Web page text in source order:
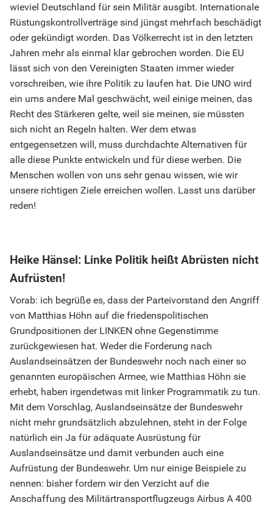
wieviel Deutschland für sein Militär ausgibt. Internationale
Rüstungskontrollverträge sind jüngst mehrfach beschädigt
oder gekündigt worden. Das Völkerrecht ist in den letzten
Jahren mehr als einmal klar gebrochen worden. Die EU
lässt sich von den Vereinigten Staaten immer wieder
vorschreiben, wie ihre Politik zu laufen hat. Die UNO wird
ein ums andere Mal geschwächt, weil einige meinen, das
Recht des Stärkeren gelte, weil sie meinen, sie müssten
sich nicht an Regeln halten. Wer dem etwas
entgegensetzen will, muss durchdachte Alternativen für
alle diese Punkte entwickeln und für diese werben. Die
Menschen wollen von uns sehr genau wissen, wie wir
unsere richtigen Ziele erreichen wollen. Lasst uns darüber
reden!
Heike Hänsel: Linke Politik heißt Abrüsten nicht
Aufrüsten!
Vorab: ich begrüße es, dass der Parteivorstand den Angriff
von Matthias Höhn auf die friedenspolitischen
Grundpositionen der LINKEN ohne Gegenstimme
zurückgewiesen hat. Weder die Forderung nach
Auslandseinsätzen der Bundeswehr noch nach einer so
genannten europäischen Armee, wie Matthias Höhn sie
erhebt, haben irgendetwas mit linker Programmatik zu tun.
Mit dem Vorschlag, Auslandseinsätze der Bundeswehr
nicht mehr grundsätzlich abzulehnen, steht in der Folge
natürlich ein Ja für adäquate Ausrüstung für
Auslandseinsätze und damit verbunden auch eine
Aufrüstung der Bundeswehr. Um nur einige Beispiele zu
nennen: bisher fordern wir den Verzicht auf die
Anschaffung des Militärtransportflugzeugs Airbus A 400